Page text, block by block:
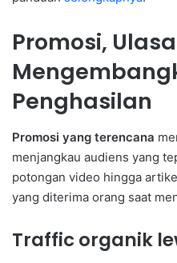
Promosi,
Penghasilan
Promosi yang terencana
menjangkau audiens yang
potongan video hingga
yang diterima orang saat
Traffic organik